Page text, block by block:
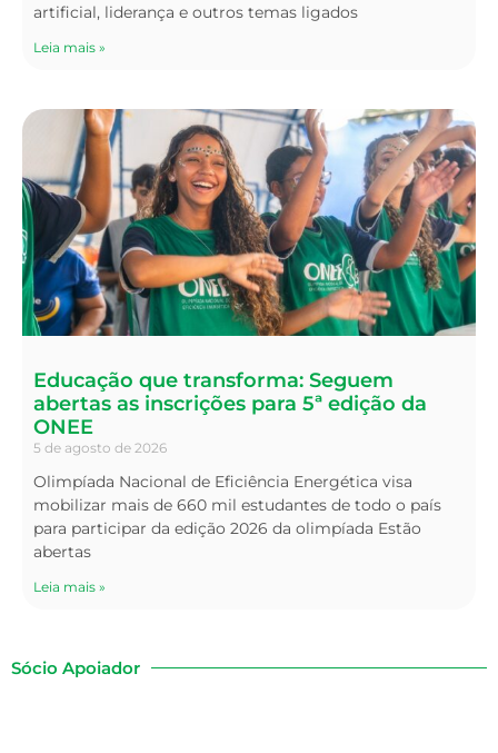
artificial, liderança e outros temas ligados
Leia mais »
Educação que transforma: Seguem
abertas as inscrições para 5ª edição da
ONEE
5 de agosto de 2026
Olimpíada Nacional de Eficiência Energética visa
mobilizar mais de 660 mil estudantes de todo o país
para participar da edição 2026 da olimpíada Estão
abertas
Leia mais »
Sócio Apoiador